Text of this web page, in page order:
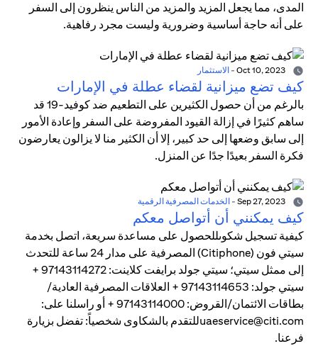
المدى، مما يجعل المزيد والمزيد من الناس ينظرون إلى السفر
على أنه حاجة أساسية وضرورية وليست مجرد رفاهية.
- الاستثمار
كيف تضع ميزانية لقضاء عطلة في الإمارات
بالرغم من أن حصول الكثيرين على التطعيم ضد كوفيد-19 قد
ساهم كثيرًا في إزالة القيود المفروضة على السفر وإعادة الأمور
إلى سابق وضعها إلى حد كبير، إلا أن الكثير منا لا يزالون يعارضون
فكرة السفر بعيدًا جدًا عن المنزل.
- الخدمات المصرفية الرقمية
كيف يمكنني أن أتواصل معكم
كيفية تسجيل شكوىللحصول على مساعدة سريعة، اتصل بخدمة
سيتي فون (Citiphone) المصرفية على مدار 24 ساعة للتحدث
إلى ممثل سيتي؛ سيتي جولد برايفت كلاينت: 97143114272 +
سيتي جولد: 97143114653 + العلاقات المصرفية العادية/
بطاقات الائتمان/القروض: 97143114000 + أو راسلنا على:
uaeservice@citi.comللتقدم بالشكاوى شخصياً: تفضل بزيارة
فرعنا.